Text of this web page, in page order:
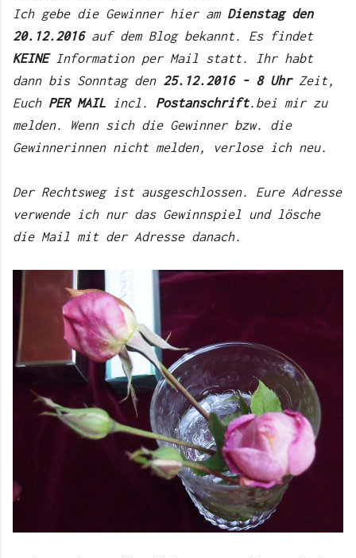
Ich gebe die Gewinner hier am Dienstag den
20.12.2016auf dem Blog bekannt. Es findet
KEINE Information per Mail statt. Ihr habt
dann bis Sonntag den 25.12.2016 - 8 UhrZeit,
Euch PER MAIL incl. Postanschrift.bei mir zu
melden. Wenn sich die Gewinner bzw. die
Gewinnerinnen nicht melden, verlose ich neu.
Der Rechtsweg ist ausgeschlossen. Eure Adresse
verwende ich nur das Gewinnspiel und lösche
die Mail mit der Adresse danach.